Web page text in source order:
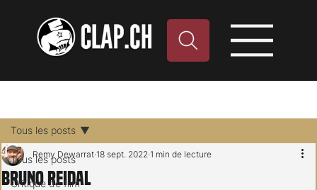
Tous les posts
Critique de film
Tous les posts
Bruno Reidal
Remy Dewarrat 18 sept. 2022 1 min de lecture